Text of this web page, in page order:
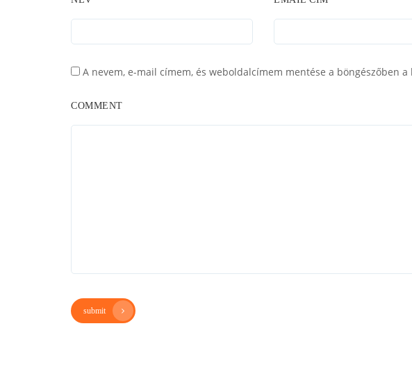
A nevem, e-mail címem, és weboldalcímem mentése a böngészőben a
COMMENT
submit